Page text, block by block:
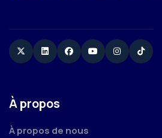
TwitterLinkedinFacebookYouTubeInstagram
TikTok
À propos
À propos de nous